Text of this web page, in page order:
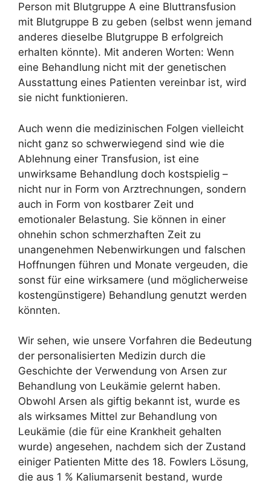
Person mit Blutgruppe A eine Bluttransfusion
mit Blutgruppe B zu geben (selbst wenn jemand
anderes dieselbe Blutgruppe B erfolgreich
erhalten könnte). Mit anderen Worten: Wenn
eine Behandlung nicht mit der genetischen
Ausstattung eines Patienten vereinbar ist, wird
sie nicht funktionieren.
Auch wenn die medizinischen Folgen vielleicht
nicht ganz so schwerwiegend sind wie die
Ablehnung einer Transfusion, ist eine
unwirksame Behandlung doch kostspielig –
nicht nur in Form von Arztrechnungen, sondern
auch in Form von kostbarer Zeit und
emotionaler Belastung. Sie können in einer
ohnehin schon schmerzhaften Zeit zu
unangenehmen Nebenwirkungen und falschen
Hoffnungen führen und Monate vergeuden, die
sonst für eine wirksamere (und möglicherweise
kostengünstigere) Behandlung genutzt werden
könnten.
Wir sehen, wie unsere Vorfahren die Bedeutung
der personalisierten Medizin durch die
Geschichte der Verwendung von Arsen zur
Behandlung von Leukämie gelernt haben.
Obwohl Arsen als giftig bekannt ist, wurde es
als wirksames Mittel zur Behandlung von
Leukämie (die für eine Krankheit gehalten
wurde) angesehen, nachdem sich der Zustand
einiger Patienten Mitte des 18. Fowlers Lösung,
die aus 1 % Kaliumarsenit bestand, wurde